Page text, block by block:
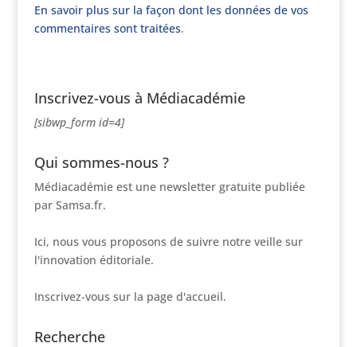
En savoir plus sur la façon dont les données de vos
commentaires sont traitées.
Inscrivez-vous à Médiacadémie
[sibwp_form id=4]
Qui sommes-nous ?
Médiacadémie est une newsletter gratuite publiée
par Samsa.fr.
Ici, nous vous proposons de suivre notre veille sur
l'innovation éditoriale.
Inscrivez-vous sur la page d'accueil.
Recherche